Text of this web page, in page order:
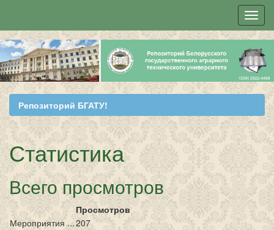
Skip
navigation
Репозиторий БГАТУ!
Статистика
Всего просмотров
Просмотров
Мероприятия ...207